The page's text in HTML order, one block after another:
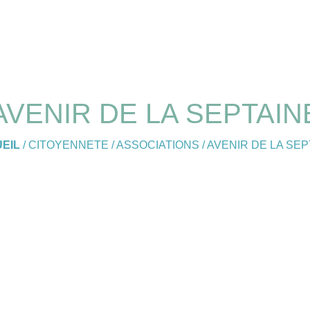
DE LA
/CITOYENNETE /ASSOCIATIONS /AVENIR DE LA